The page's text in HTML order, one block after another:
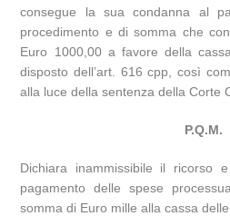
consegue la sua condanna al
procedimento e di somma che
Euro 1000,00 a favore della
disposto dell’art. 616 cpp, così
alla luce della sentenza della Corte
P.Q.M.
Dichiara inammissibile il ricorso
pagamento delle spese
somma di Euro mille alla cassa delle